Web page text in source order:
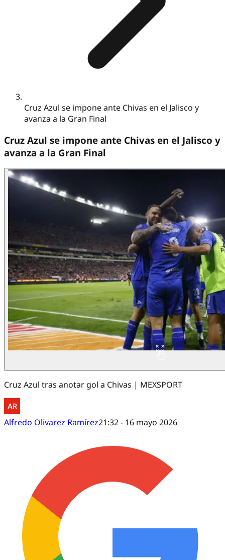
Cruz Azul se impone ante Chivas en el Jalisco y
avanza a la Gran Final
Cruz Azul se impone ante Chivas en el Jalisco y
avanza a la Gran Final
Cruz Azul tras anotar gol a Chivas | MEXSPORT
Alfredo Olivarez Ramírez21:32 - 16 mayo 2026